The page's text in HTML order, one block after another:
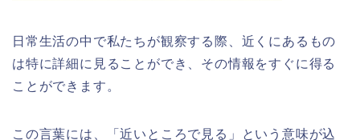
日常生活の中で私たちが観察する際、近くにあるもの
は特に詳細に見ることができ、その情報をすぐに得る
ことができます。
この言葉には、「近いところで見る」という意味が込